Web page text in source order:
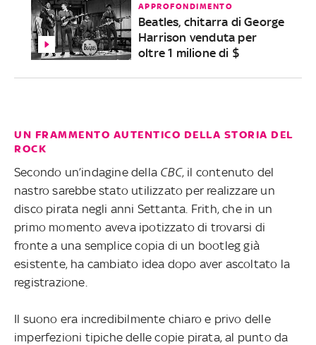
APPROFONDIMENTO
Beatles, chitarra di George
Harrison venduta per
oltre 1 milione di $
UN FRAMMENTO AUTENTICO DELLA STORIA DEL
ROCK
Secondo un’indagine della CBC, il contenuto del
nastro sarebbe stato utilizzato per realizzare un
disco pirata negli anni Settanta. Frith, che in un
primo momento aveva ipotizzato di trovarsi di
fronte a una semplice copia di un bootleg già
esistente, ha cambiato idea dopo aver ascoltato la
registrazione.
Il suono era incredibilmente chiaro e privo delle
imperfezioni tipiche delle copie pirata, al punto da